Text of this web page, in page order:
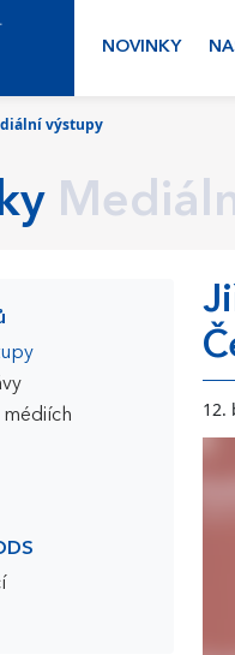
NOVINKY
výstupy
médiích
12.